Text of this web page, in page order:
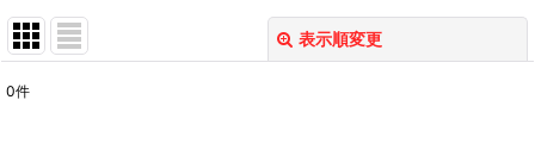
表示順変更
0件